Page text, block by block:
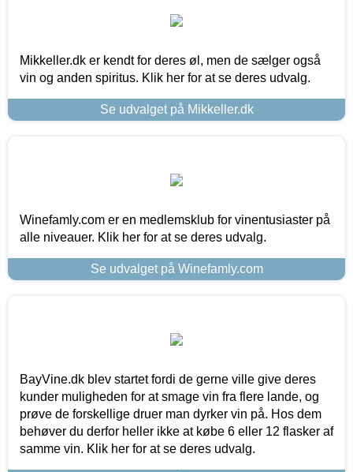
Mikkeller.dk er kendt for deres øl, men de sælger også
vin og anden spiritus. Klik her for at se deres udvalg.
Se udvalget på Mikkeller.dk
Winefamly.com er en medlemsklub for vinentusiaster på
alle niveauer. Klik her for at se deres udvalg.
Se udvalget på Winefamly.com
BayVine.dk blev startet fordi de gerne ville give deres
kunder muligheden for at smage vin fra flere lande, og
prøve de forskellige druer man dyrker vin på. Hos dem
behøver du derfor heller ikke at købe 6 eller 12 flasker af
samme vin. Klik her for at se deres udvalg.